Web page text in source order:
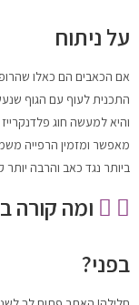
על ניתוח
אם הכאבים הם כאלו
התכנית לעוף עם הגוף
והיא למעשה חוג
מאפשר ומזמין הרפייה
ביותר נגד כאב והרבה
ומה קורה
בפני?